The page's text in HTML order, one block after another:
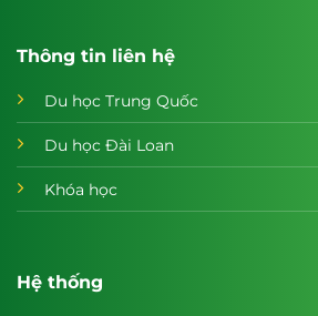
Thông tin liên hệ
Du học Trung Quốc
Du học Đài Loan
Khóa học
Hệ thống